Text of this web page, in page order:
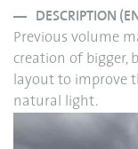
DESCRIPTION
Previous volume
creation of bigger,
layout to improve
natural light.